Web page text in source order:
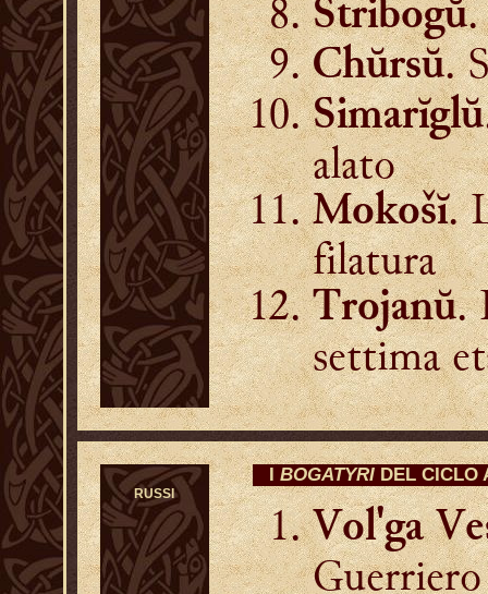
Stribogŭ
Chŭrsŭ.
Simarĭglŭ
alato
Mokošĭ.
filatura
Trojanŭ.
settima
RUSSI
I BOGATYRI DEL CICLO
Vol'ga